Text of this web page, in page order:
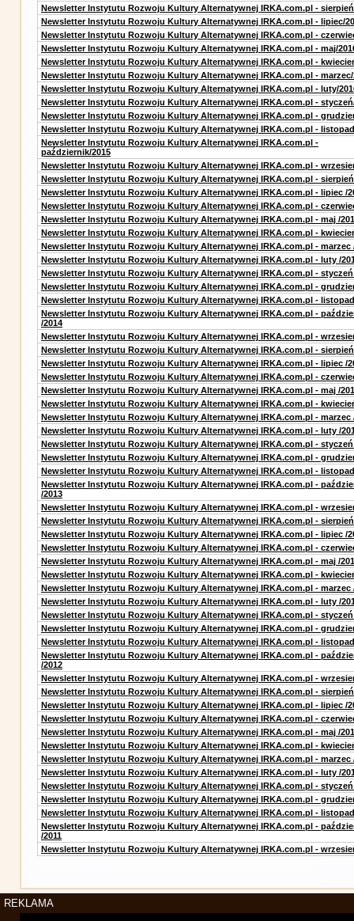
Newsletter Instytutu Rozwoju Kultury Alternatywnej IRKA.com.pl -
Newsletter Instytutu Rozwoju Kultury Alternatywnej IRKA.com.pl - lipiec/
Newsletter Instytutu Rozwoju Kultury Alternatywnej IRKA.com.pl -
Newsletter Instytutu Rozwoju Kultury Alternatywnej IRKA.com.pl - maj/
Newsletter Instytutu Rozwoju Kultury Alternatywnej IRKA.com.pl -
Newsletter Instytutu Rozwoju Kultury Alternatywnej IRKA.com.pl - marzec/
Newsletter Instytutu Rozwoju Kultury Alternatywnej IRKA.com.pl - luty/
Newsletter Instytutu Rozwoju Kultury Alternatywnej IRKA.com.pl -
Newsletter Instytutu Rozwoju Kultury Alternatywnej IRKA.com.pl -
Newsletter Instytutu Rozwoju Kultury Alternatywnej IRKA.com.pl -
Newsletter Instytutu Rozwoju Kultury Alternatywnej IRKA.com.pl -
październik/2015
Newsletter Instytutu Rozwoju Kultury Alternatywnej IRKA.com.pl -
Newsletter Instytutu Rozwoju Kultury Alternatywnej IRKA.com.pl -
Newsletter Instytutu Rozwoju Kultury Alternatywnej IRKA.com.pl - lipiec /
Newsletter Instytutu Rozwoju Kultury Alternatywnej IRKA.com.pl -
Newsletter Instytutu Rozwoju Kultury Alternatywnej IRKA.com.pl - maj /
Newsletter Instytutu Rozwoju Kultury Alternatywnej IRKA.com.pl -
Newsletter Instytutu Rozwoju Kultury Alternatywnej IRKA.com.pl - marzec
Newsletter Instytutu Rozwoju Kultury Alternatywnej IRKA.com.pl - luty /
Newsletter Instytutu Rozwoju Kultury Alternatywnej IRKA.com.pl - styczeń
Newsletter Instytutu Rozwoju Kultury Alternatywnej IRKA.com.pl -
Newsletter Instytutu Rozwoju Kultury Alternatywnej IRKA.com.pl - listopad
Newsletter Instytutu Rozwoju Kultury Alternatywnej IRKA.com.pl -
/2014
Newsletter Instytutu Rozwoju Kultury Alternatywnej IRKA.com.pl -
Newsletter Instytutu Rozwoju Kultury Alternatywnej IRKA.com.pl - sierpień
Newsletter Instytutu Rozwoju Kultury Alternatywnej IRKA.com.pl - lipiec /
Newsletter Instytutu Rozwoju Kultury Alternatywnej IRKA.com.pl -
Newsletter Instytutu Rozwoju Kultury Alternatywnej IRKA.com.pl - maj /
Newsletter Instytutu Rozwoju Kultury Alternatywnej IRKA.com.pl -
Newsletter Instytutu Rozwoju Kultury Alternatywnej IRKA.com.pl - marzec
Newsletter Instytutu Rozwoju Kultury Alternatywnej IRKA.com.pl - luty /
Newsletter Instytutu Rozwoju Kultury Alternatywnej IRKA.com.pl - styczeń
Newsletter Instytutu Rozwoju Kultury Alternatywnej IRKA.com.pl -
Newsletter Instytutu Rozwoju Kultury Alternatywnej IRKA.com.pl - listopad
Newsletter Instytutu Rozwoju Kultury Alternatywnej IRKA.com.pl -
/2013
Newsletter Instytutu Rozwoju Kultury Alternatywnej IRKA.com.pl -
Newsletter Instytutu Rozwoju Kultury Alternatywnej IRKA.com.pl - sierpień
Newsletter Instytutu Rozwoju Kultury Alternatywnej IRKA.com.pl - lipiec /
Newsletter Instytutu Rozwoju Kultury Alternatywnej IRKA.com.pl -
Newsletter Instytutu Rozwoju Kultury Alternatywnej IRKA.com.pl - maj /
Newsletter Instytutu Rozwoju Kultury Alternatywnej IRKA.com.pl -
Newsletter Instytutu Rozwoju Kultury Alternatywnej IRKA.com.pl - marzec
Newsletter Instytutu Rozwoju Kultury Alternatywnej IRKA.com.pl - luty /
Newsletter Instytutu Rozwoju Kultury Alternatywnej IRKA.com.pl - styczeń
Newsletter Instytutu Rozwoju Kultury Alternatywnej IRKA.com.pl -
Newsletter Instytutu Rozwoju Kultury Alternatywnej IRKA.com.pl - listopad
Newsletter Instytutu Rozwoju Kultury Alternatywnej IRKA.com.pl -
/2012
Newsletter Instytutu Rozwoju Kultury Alternatywnej IRKA.com.pl -
Newsletter Instytutu Rozwoju Kultury Alternatywnej IRKA.com.pl - sierpień
Newsletter Instytutu Rozwoju Kultury Alternatywnej IRKA.com.pl - lipiec /
Newsletter Instytutu Rozwoju Kultury Alternatywnej IRKA.com.pl -
Newsletter Instytutu Rozwoju Kultury Alternatywnej IRKA.com.pl - maj /
Newsletter Instytutu Rozwoju Kultury Alternatywnej IRKA.com.pl -
Newsletter Instytutu Rozwoju Kultury Alternatywnej IRKA.com.pl - marzec
Newsletter Instytutu Rozwoju Kultury Alternatywnej IRKA.com.pl - luty /
Newsletter Instytutu Rozwoju Kultury Alternatywnej IRKA.com.pl - styczeń
Newsletter Instytutu Rozwoju Kultury Alternatywnej IRKA.com.pl -
Newsletter Instytutu Rozwoju Kultury Alternatywnej IRKA.com.pl - listopad
Newsletter Instytutu Rozwoju Kultury Alternatywnej IRKA.com.pl -
/2011
Newsletter Instytutu Rozwoju Kultury Alternatywnej IRKA.com.pl -
REKLAMA